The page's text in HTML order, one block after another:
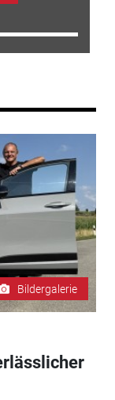
Bildergalerie